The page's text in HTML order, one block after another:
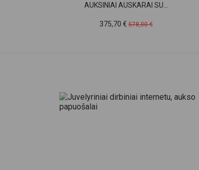
AUKSINIAI AUSKARAI SU...
Kaina
375,70 €Pradinė
kaina
578,00 €